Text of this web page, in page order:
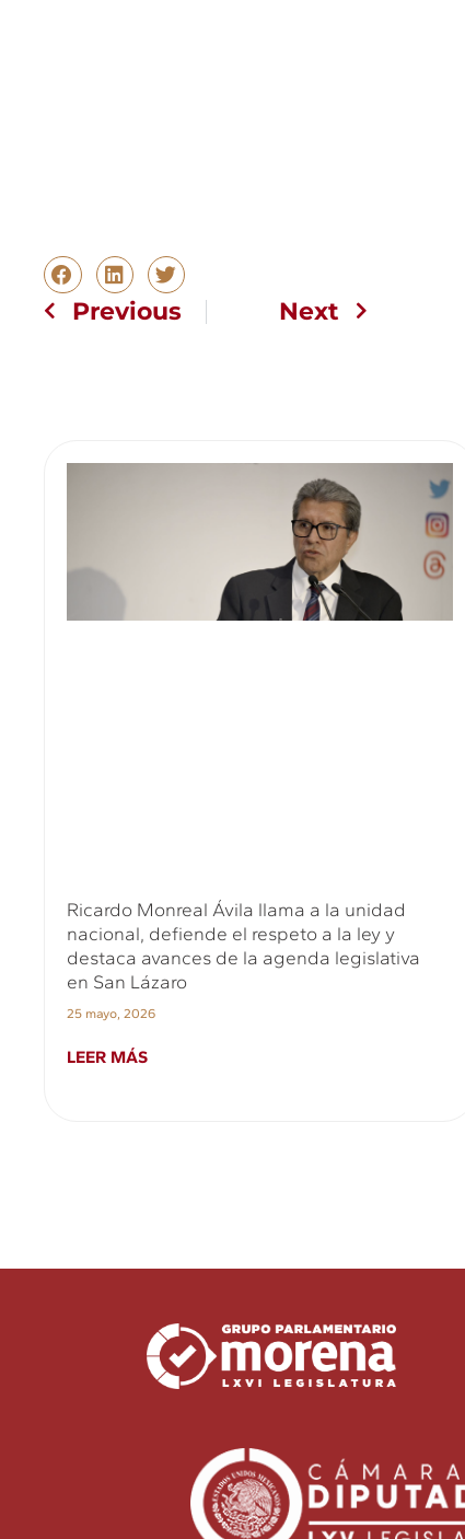
Previous Next
Ricardo Monreal Ávila llama a la unidad
nacional, defiende el respeto a la ley y
destaca avances de la agenda legislativa
en San Lázaro
25 mayo, 2026
LEER MÁS